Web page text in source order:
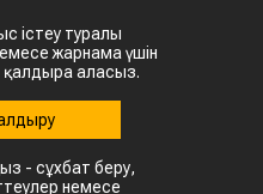
істеу туралы
жарнама үшін
қалдыра аласыз.
- сұхбат беру,
немесе